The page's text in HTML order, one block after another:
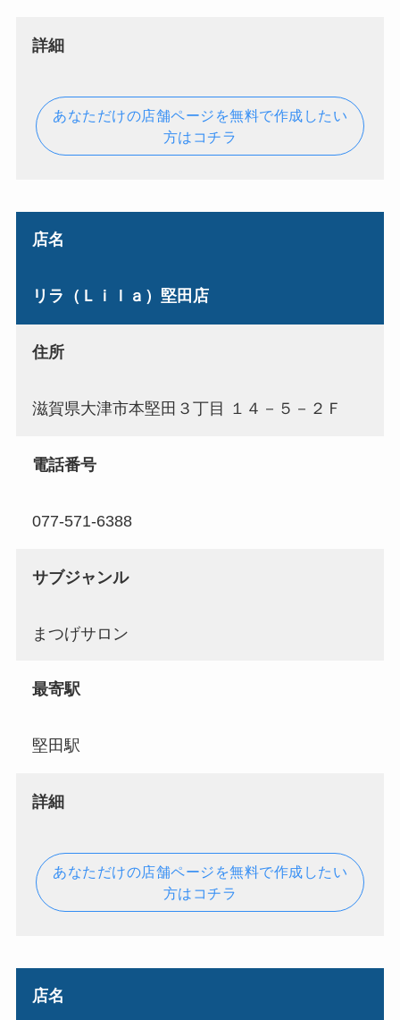
詳細
あなただけの店舗ページを無料で作成したい
方はコチラ
店名
リラ（Ｌｉｌａ）堅田店
住所
滋賀県大津市本堅田３丁目 １４－５－２Ｆ
電話番号
077-571-6388
サブジャンル
まつげサロン
最寄駅
堅田駅
詳細
あなただけの店舗ページを無料で作成したい
方はコチラ
店名